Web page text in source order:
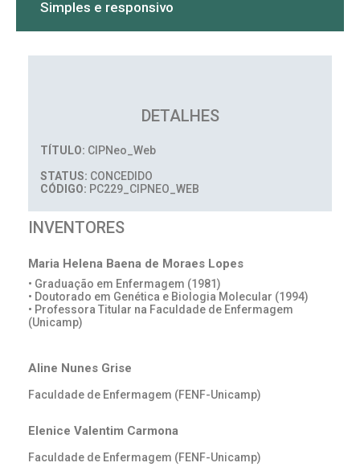
Simples e responsivo
DETALHES
TÍTULO: CIPNeo_Web
STATUS: CONCEDIDO
CÓDIGO: PC229_CIPNEO_WEB
INVENTORES
Maria Helena Baena de Moraes Lopes
• Graduação em Enfermagem (1981)
• Doutorado em Genética e Biologia Molecular (1994)
• Professora Titular na Faculdade de Enfermagem
(Unicamp)
Aline Nunes Grise
Faculdade de Enfermagem (FENF-Unicamp)
Elenice Valentim Carmona
Faculdade de Enfermagem (FENF-Unicamp)